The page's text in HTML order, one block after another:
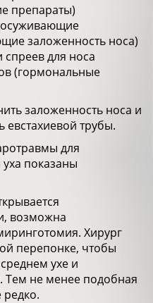
препараты)
заложенность носа)
спреев для носа
(гормональные
заложенность носа и
евстахиевой трубы.
для
показаны
возможна
Хирург
перепонке, чтобы
ухе и
Тем не менее подобная
редко.